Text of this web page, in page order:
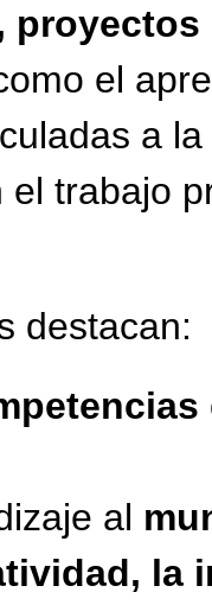
el
a la
trabajo
destacan:
al
la